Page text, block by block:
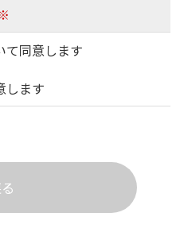
て同意します
します